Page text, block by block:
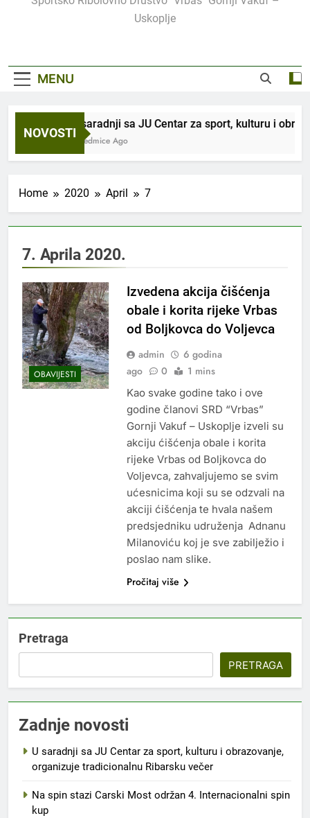
Uskoplje
MENU
NOVOSTI
U saradnji sa JU Centar za sport, kulturu i
3 Sedmice Ago
Home 2020 April 7
7. Aprila 2020.
OBAVIJESTI
Izvedena akcija čišćenja
obale i korita rijeke Vrbas
od Boljkovca do Voljevca
admin
6 godina
ago
0 1 mins
Kao svake godine tako i ove
godine članovi SRD “Vrbas”
Gornji Vakuf – Uskoplje izveli su
akciju ćišćenja obale i korita
rijeke Vrbas od Boljkovca do
Voljevca, zahvaljujemo se svim
ućesnicima koji su se odzvali na
akciji ćišćenja te hvala našem
predsjedniku udruženja Adnanu
Milanoviću koj je sve zabilježio i
poslao nam slike.
Pročitaj više
Pretraga
PRETRAGA
Zadnje novosti
U saradnji sa JU Centar za sport, kulturu i obrazovanje,
organizuje tradicionalnu Ribarsku večer
Na spin stazi Carski Most održan 4. Internacionalni spin
kup